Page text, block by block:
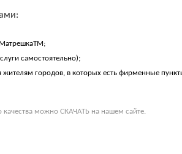
самостоятельно);
жителям городов, в которых есть фирменные
качества можно СКАЧАТЬ на нашем сайте.